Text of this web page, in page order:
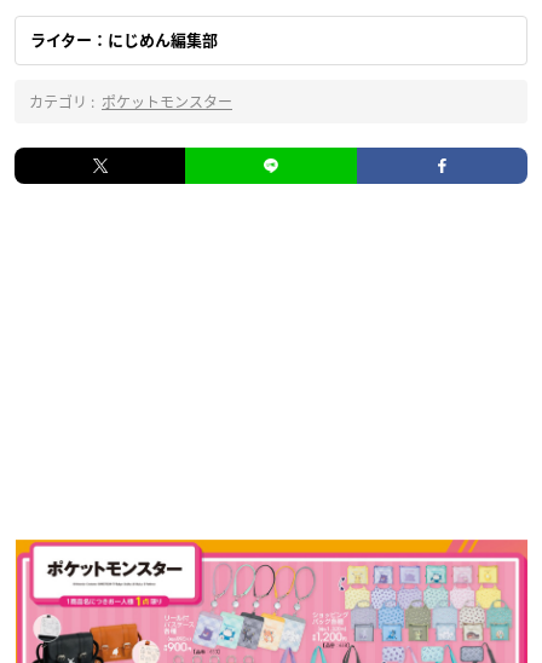
ライター：にじめん編集部
カテゴリ : ポケットモンスター